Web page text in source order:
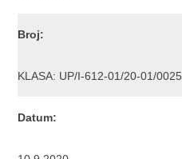
Broj:
KLASA: UP/I-612-01/20-01/0025
Datum: